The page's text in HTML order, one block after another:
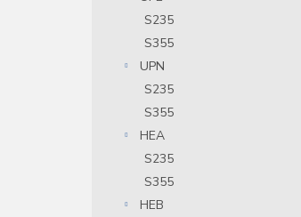
S235
S355
UPN
S235
S355
HEA
S235
S355
HEB